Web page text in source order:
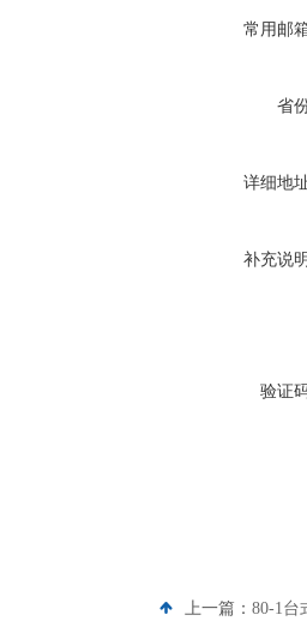
常用邮
省
详细地
补充说
验证
上一篇： 80-1台